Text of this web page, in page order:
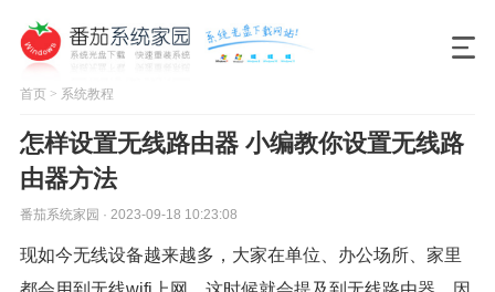
首页> 系统教程
怎样设置无线路由器 小编教你设置无线路
由器方法
番茄系统家园 · 2023-09-18 10:23:08
现如今无线设备越来越多，大家在单位、办公场所、家里